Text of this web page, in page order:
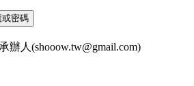
密碼
辦人(shooow.tw@gmail.com)